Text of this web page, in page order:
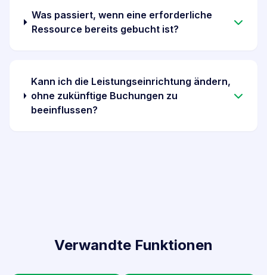
Was passiert, wenn eine erforderliche
Ressource bereits gebucht ist?
Kann ich die Leistungseinrichtung ändern,
ohne zukünftige Buchungen zu
beeinflussen?
Verwandte Funktionen